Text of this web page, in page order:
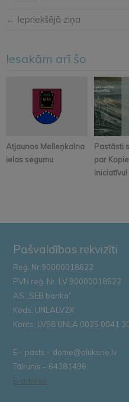
← Iepriekšējā ziņa
Iesakām arī šo
Atjaunos Melleņkalna
ielas segumu
Pastāsti
par
iniciatīvu!
Pašvaldības rekvizīti
Reģ. Nr.90000018622
PVN reģ. Nr. LV 90000018622
AS „SEB banka”
Kods: UNLALV2X
Konts: LV58 UNLA 0025 0041
E – pasts – dome@aluksne.lv
Tālrunis – 64381496
E-adrese